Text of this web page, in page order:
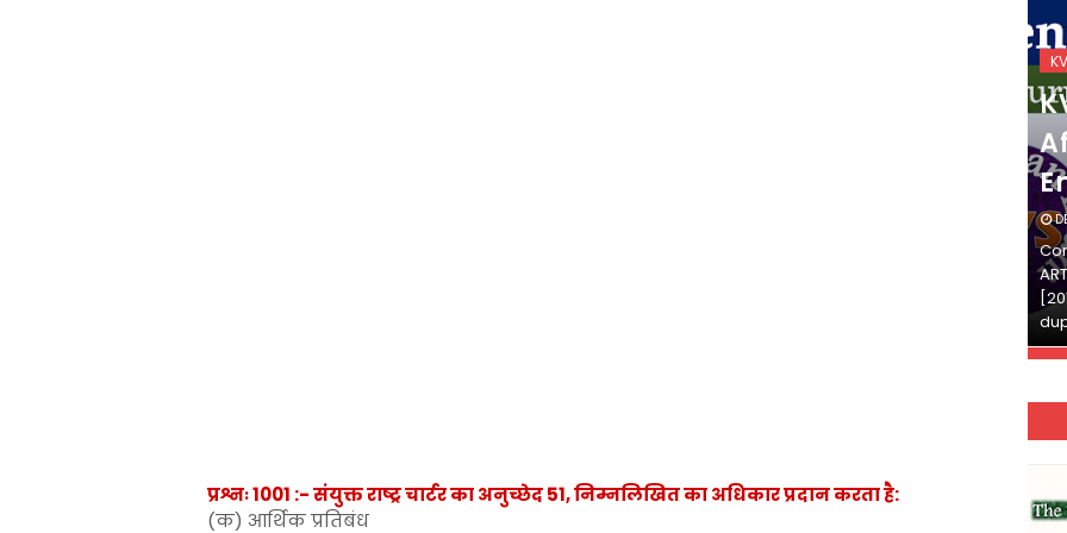
प्रश्नः 1001 :- संयुक्त राष्ट्र चार्टर का अनुच्छेद 51, निम्नलिखित का अधिकार प्रदान करता है:
(क) आर्थिक प्रतिबंध